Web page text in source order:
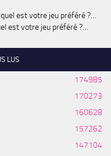
est votre jeu préféré ?…
est votre jeu préféré ?…
LUS
174985
170273
160628
157262
147104